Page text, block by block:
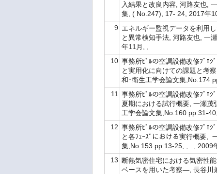
入結果と改良内容, 河路友也,
集, ( No.247), 17- 24, 2017年
9 エネルギー監視データを利用
と異常検知手法, 河路友也, 一
年11月, ,
10 事務所ﾋﾞﾙの空調設備改修ﾌﾟﾛ
と実用化に向けての課題と考
和･衛生工学会論文集
11
事務所ﾋﾞﾙの空調設備改修ﾌﾟﾛ
夏期における試行概要, 一瀬
工学会論文集,No.160 pp.31-
12 事務所ﾋﾞﾙの空調設備改修ﾌﾟﾛ
と各ﾌｪｰｽﾞにおける実行概要,
集,No.153 pp.13-25, , , 2009
13 断熱気密住宅における気密性
ベースを用いた考察―, 長谷川